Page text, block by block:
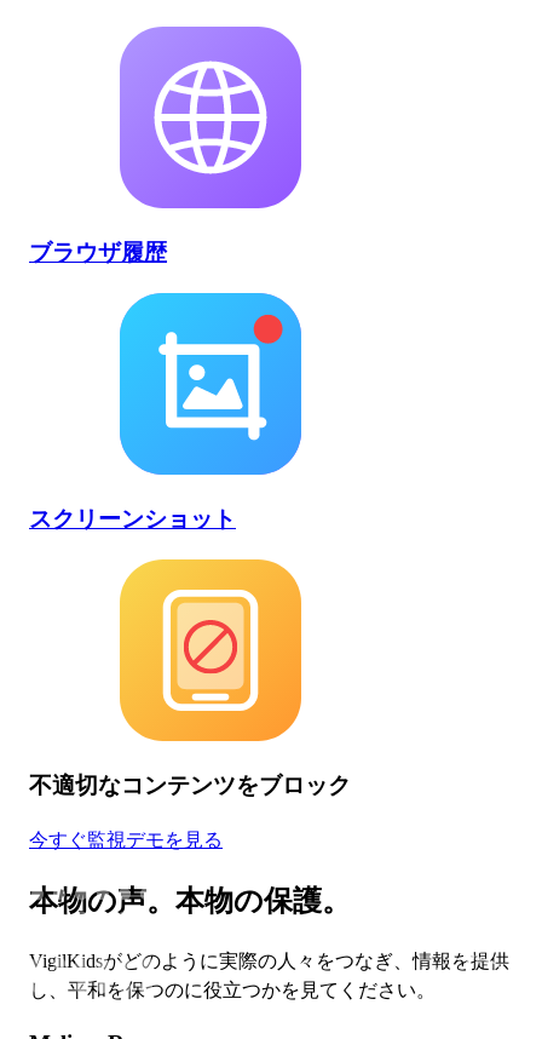
ブラウザ履歴
スクリーンショット
不適切なコンテンツをブロック
今すぐ監視デモを見る
本物の声。本物の保護。
VigilKidsがどのように実際の人々をつなぎ、情報を提供
し、平和を保つのに役立つかを見てください。